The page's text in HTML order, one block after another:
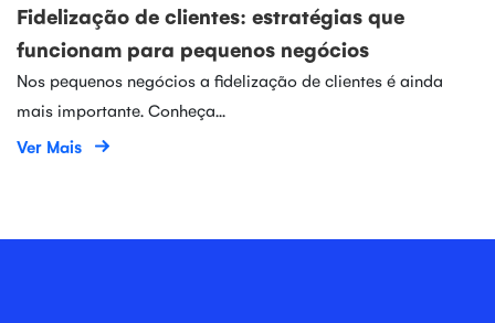
Fidelização de clientes: estratégias que
funcionam para pequenos negócios
Nos pequenos negócios a fidelização de clientes é ainda
mais importante. Conheça...
Ver Mais